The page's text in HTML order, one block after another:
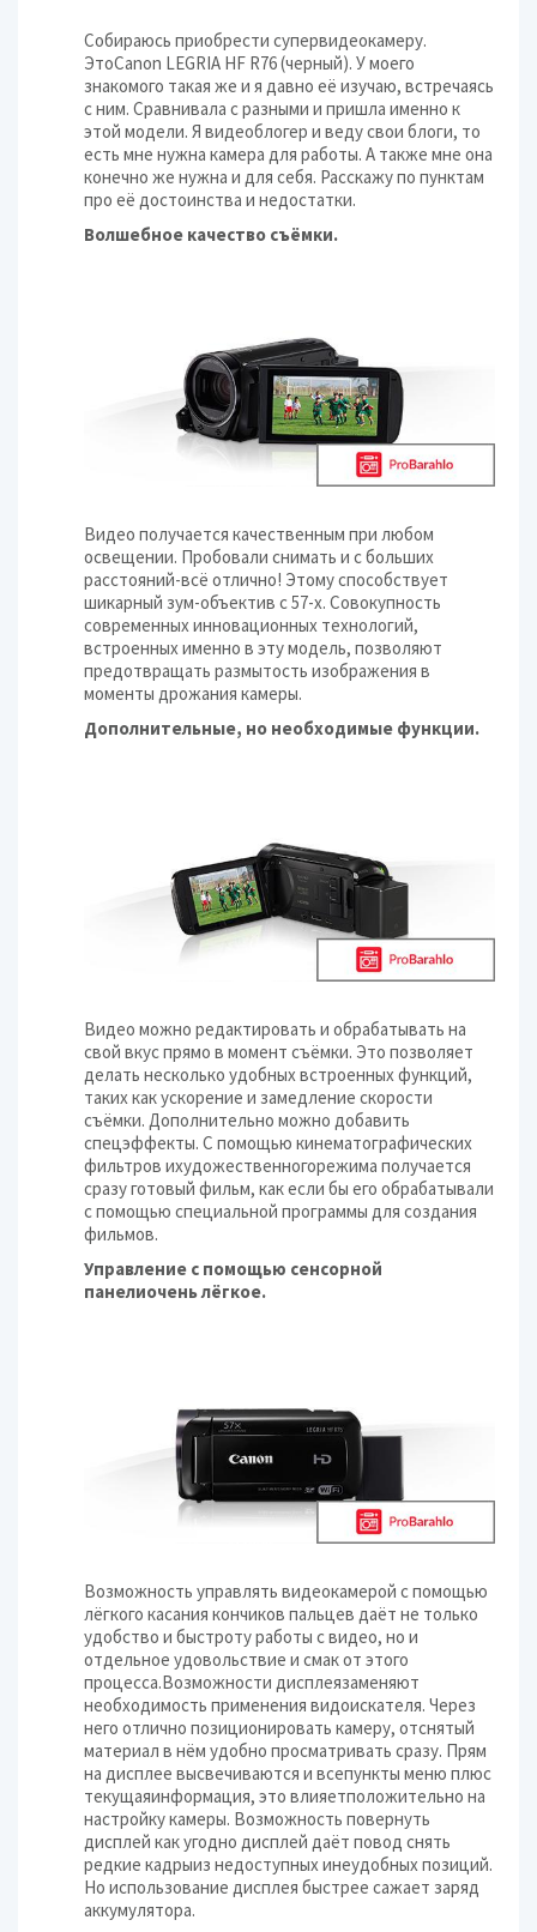
Собираюсь приобрести супервидеокамеру.
ЭтоCanon LEGRIA HF R76 (черный). У моего
знакомого такая же и я давно её изучаю, встречаясь
с ним. Сравнивала с разными и пришла именно к
этой модели. Я видеоблогер и веду свои блоги, то
есть мне нужна камера для работы. А также мне она
конечно же нужна и для себя. Расскажу по пунктам
про её достоинства и недостатки.
Волшебное качество съёмки.
Видео получается качественным при любом
освещении. Пробовали снимать и с больших
расстояний-всё отлично! Этому способствует
шикарный зум-объектив с 57-х. Совокупность
современных инновационных технологий,
встроенных именно в эту модель, позволяют
предотвращать размытость изображения в
моменты дрожания камеры.
Дополнительные, но необходимые функции.
Видео можно редактировать и обрабатывать на
свой вкус прямо в момент съёмки. Это позволяет
делать несколько удобных встроенных функций,
таких как ускорение и замедление скорости
съёмки. Дополнительно можно добавить
спецэффекты. С помощью кинематографических
фильтров ихудожественногорежима получается
сразу готовый фильм, как если бы его обрабатывали
с помощью специальной программы для создания
фильмов.
Управление с помощью сенсорной
панелиочень лёгкое.
Возможность управлять видеокамерой с помощью
лёгкого касания кончиков пальцев даёт не только
удобство и быстроту работы с видео, но и
отдельное удовольствие и смак от этого
процесса.Возможности дисплеязаменяют
необходимость применения видоискателя. Через
него отлично позиционировать камеру, отснятый
материал в нём удобно просматривать сразу. Прям
на дисплее высвечиваются и всепункты меню плюс
текущаяинформация, это влияетположительно на
настройку камеры. Возможность повернуть
дисплей как угодно дисплей даёт повод снять
редкие кадрыиз недоступных инеудобных позиций.
Но использование дисплея быстрее сажает заряд
аккумулятора.